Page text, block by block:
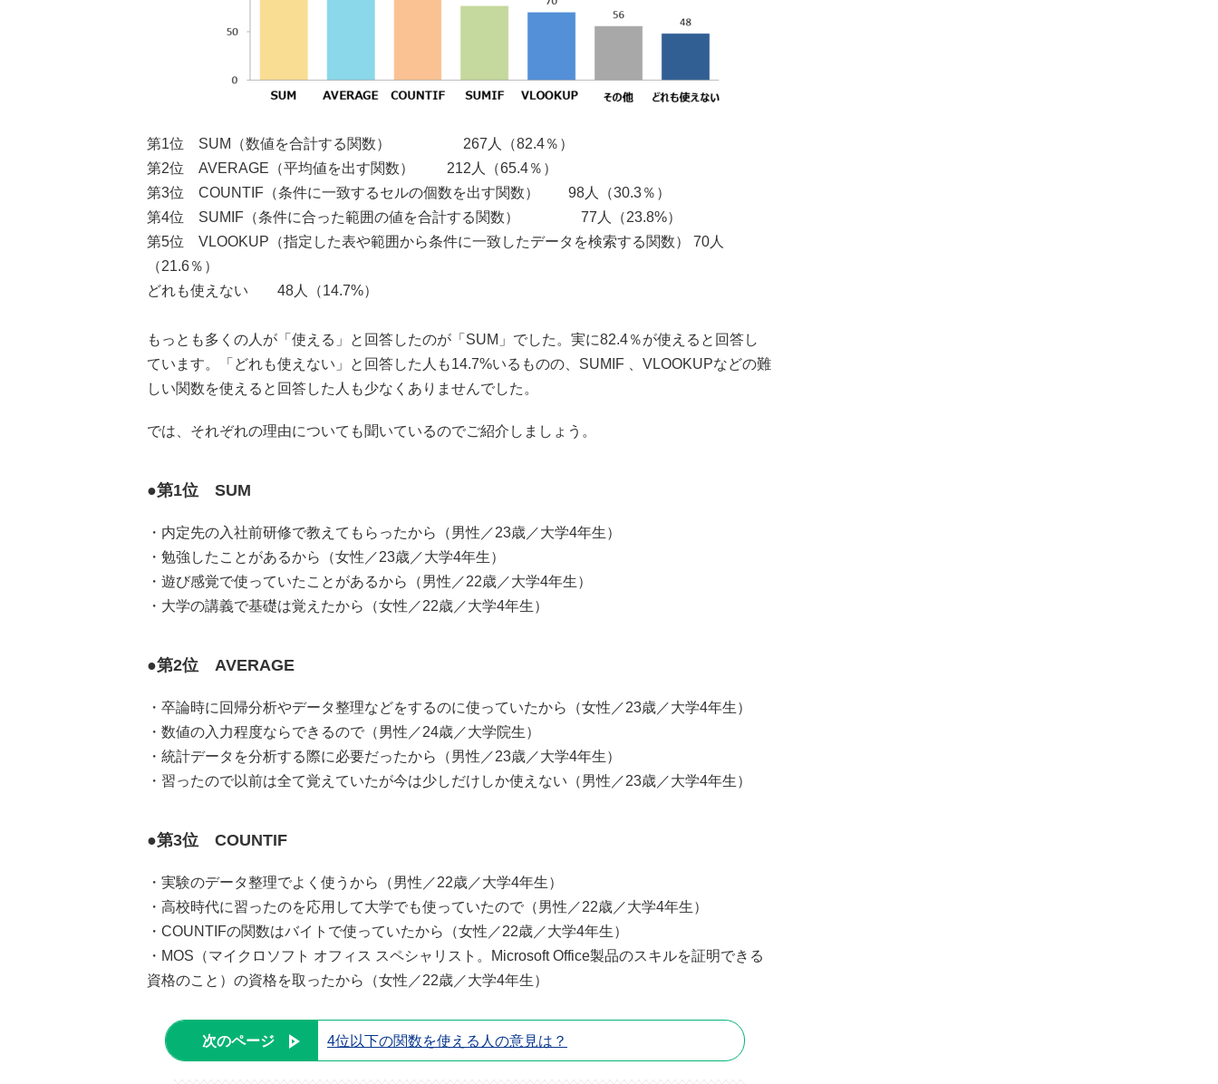
第1位 SUM（数値を合計する関数） 267人（82.4％）
第2位 AVERAGE（平均値を出す関数） 212人（65.4％）
第3位 COUNTIF（条件に一致するセルの個数を出す関数） 98人（30.3％）
第4位 SUMIF（条件に合った範囲の値を合計する関数） 77人（23.8%）
第5位 VLOOKUP（指定した表や範囲から条件に一致したデータを検索する関数） 70人
（21.6％）
どれも使えない 48人（14.7%）
もっとも多くの人が「使える」と回答したのが「SUM」でした。実に82.4％が使えると回答し
ています。「どれも使えない」と回答した人も14.7%いるものの、SUMIF 、VLOOKUPなどの難
しい関数を使えると回答した人も少なくありませんでした。
では、それぞれの理由についても聞いているのでご紹介しましょう。
●第1位 SUM
・内定先の入社前研修で教えてもらったから（男性／23歳／大学4年生）
・勉強したことがあるから（女性／23歳／大学4年生）
・遊び感覚で使っていたことがあるから（男性／22歳／大学4年生）
・大学の講義で基礎は覚えたから（女性／22歳／大学4年生）
●第2位 AVERAGE
・卒論時に回帰分析やデータ整理などをするのに使っていたから（女性／23歳／大学4年生）
・数値の入力程度ならできるので（男性／24歳／大学院生）
・統計データを分析する際に必要だったから（男性／23歳／大学4年生）
・習ったので以前は全て覚えていたが今は少しだけしか使えない（男性／23歳／大学4年生）
●第3位 COUNTIF
・実験のデータ整理でよく使うから（男性／22歳／大学4年生）
・高校時代に習ったのを応用して大学でも使っていたので（男性／22歳／大学4年生）
・COUNTIFの関数はバイトで使っていたから（女性／22歳／大学4年生）
・MOS（マイクロソフト オフィス スペシャリスト。Microsoft Office製品のスキルを証明できる
資格のこと）の資格を取ったから（女性／22歳／大学4年生）
次のページ 4位以下の関数を使える人の意見は？